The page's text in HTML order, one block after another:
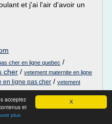
X
acceptez
et
plus
et j'ai l'air d'avoir un
cher en ligne quebec /
cher / vetement maternite en ligne
en ligne pas cher / vetement
bébés ... - Mes